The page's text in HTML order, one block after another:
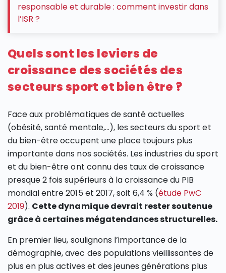
responsable et durable : comment investir dans
l’ISR ?
Quels sont les leviers de
croissance des sociétés des
secteurs sport et bien être ?
Face aux problématiques de santé actuelles
(obésité, santé mentale,…), les secteurs du sport et
du bien-être occupent une place toujours plus
importante dans nos sociétés. Les industries du sport
et du bien-être ont connu des taux de croissance
presque 2 fois supérieurs à la croissance du PIB
mondial entre 2015 et 2017, soit 6,4 % (étude PwC
2019). Cette dynamique devrait rester soutenue
grâce à certaines mégatendances structurelles.
En premier lieu, soulignons l’importance de la
démographie, avec des populations vieillissantes de
plus en plus actives et des jeunes générations plus